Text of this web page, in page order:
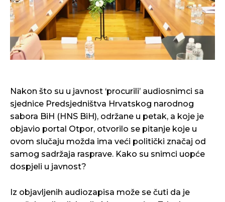
Nakon što su u javnost ‘procurili’ audiosnimci sa
sjednice Predsjedništva Hrvatskog narodnog
sabora BiH (HNS BiH), održane u petak, a koje je
objavio portal Otpor, otvorilo se pitanje koje u
ovom slučaju možda ima veći politički značaj od
samog sadržaja rasprave. Kako su snimci uopće
dospjeli u javnost?
Iz objavljenih audiozapisa može se čuti da je